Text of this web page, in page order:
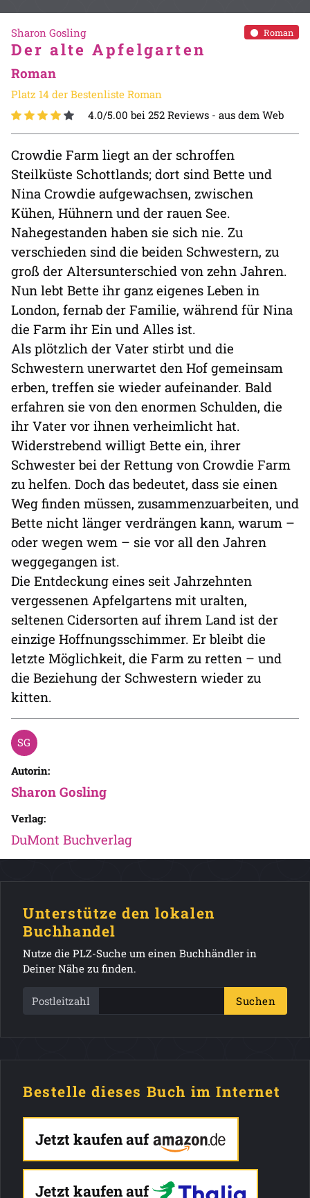
Roman
Sharon Gosling
Der alte Apfelgarten
Roman
Platz 14 der Bestenliste Roman
4.0/5.00 bei 252 Reviews - aus dem Web
Crowdie Farm liegt an der schroffen
Steilküste Schottlands; dort sind Bette und
Nina Crowdie aufgewachsen, zwischen
Kühen, Hühnern und der rauen See.
Nahegestanden haben sie sich nie. Zu
verschieden sind die beiden Schwestern, zu
groß der Altersunterschied von zehn Jahren.
Nun lebt Bette ihr ganz eigenes Leben in
London, fernab der Familie, während für Nina
die Farm ihr Ein und Alles ist.
Als plötzlich der Vater stirbt und die
Schwestern unerwartet den Hof gemeinsam
erben, treffen sie wieder aufeinander. Bald
erfahren sie von den enormen Schulden, die
ihr Vater vor ihnen verheimlicht hat.
Widerstrebend willigt Bette ein, ihrer
Schwester bei der Rettung von Crowdie Farm
zu helfen. Doch das bedeutet, dass sie einen
Weg finden müssen, zusammenzuarbeiten, und
Bette nicht länger verdrängen kann, warum –
oder wegen wem – sie vor all den Jahren
weggegangen ist.
Die Entdeckung eines seit Jahrzehnten
vergessenen Apfelgartens mit uralten,
seltenen Cidersorten auf ihrem Land ist der
einzige Hoffnungsschimmer. Er bleibt die
letzte Möglichkeit, die Farm zu retten – und
die Beziehung der Schwestern wieder zu
kitten.
Autorin:
Sharon Gosling
Verlag:
DuMont Buchverlag
Unterstütze den lokalen
Buchhandel
Nutze die PLZ-Suche um einen Buchhändler in
Deiner Nähe zu finden.
Postleitzahl Suchen
Bestelle dieses Buch im Internet
Jetzt kaufen auf
Jetzt kaufen auf